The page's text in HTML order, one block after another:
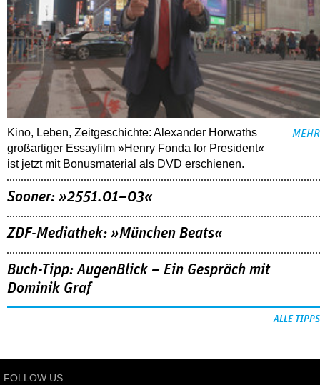
Kino, Leben, Zeitgeschichte: Alexander Horwaths
großartiger Essayfilm »Henry Fonda for President«
ist jetzt mit Bonusmaterial als DVD erschienen.
MEHR
Sooner: »2551.01–03«
ZDF-Mediathek: »München Beats«
Buch-Tipp: AugenBlick – Ein Gespräch mit
Dominik Graf
ALLE TIPPS
FOLLOW US